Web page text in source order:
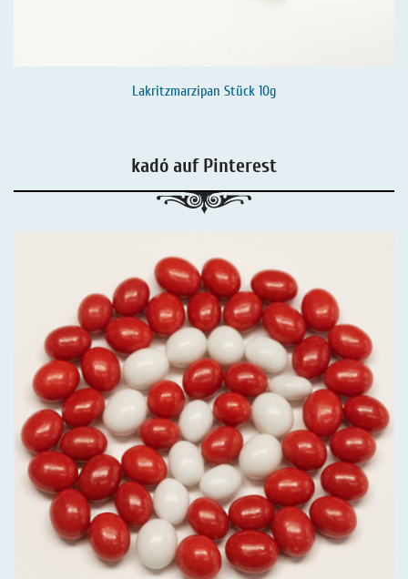
Lakritzmarzipan Stück 10g
kadó auf Pinterest